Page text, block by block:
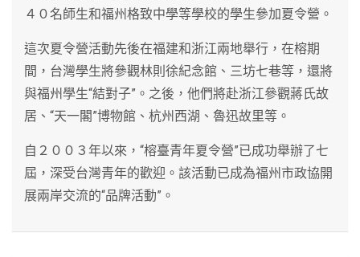
４０名師生和福州格致中學等學校的學生參加夏令營。
這次夏令營活動先後在福建和浙江兩地舉行，在榕期
間，台灣學生將參觀林則徐紀念館、三坊七巷等，還將
與福州學生“結對子”。之後，他們將赴浙江參觀蔣氏故
居、“天一閣”博物館、杭州西湖、魯迅故里等。
自２００３年以來，“榕臺青年夏令營”已成功舉辦了七
屆，深受台灣青年的歡迎。該活動已成為福州市政協開
展兩岸交流的“品牌活動”。